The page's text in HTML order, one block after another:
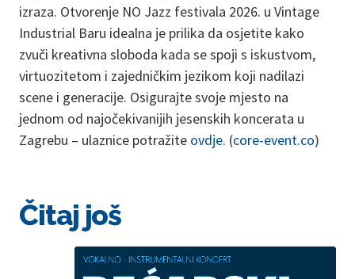
izraza. Otvorenje NO Jazz festivala 2026. u Vintage
Industrial Baru idealna je prilika da osjetite kako
zvuči kreativna sloboda kada se spoji s iskustvom,
virtuozitetom i zajedničkim jezikom koji nadilazi
scene i generacije. Osigurajte svoje mjesto na
jednom od najočekivanijih jesenskih koncerata u
Zagrebu – ulaznice potražite ovdje. (core-event.co)
Čitaj još